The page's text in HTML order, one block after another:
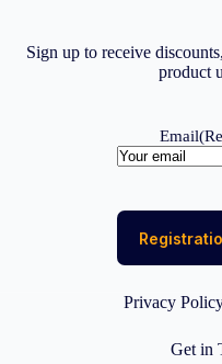
Sign up to receive
product
Email
Privacy
Get in